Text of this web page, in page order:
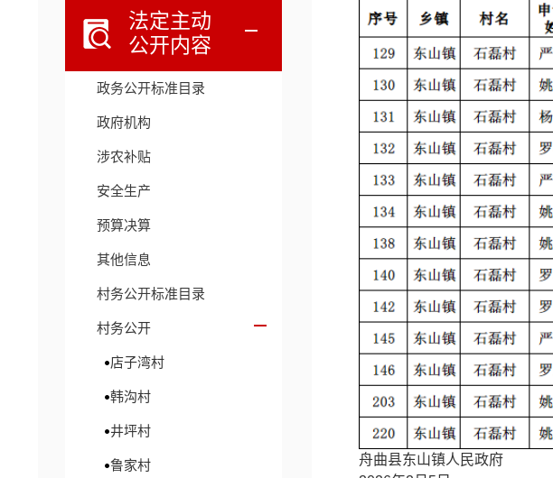
法定主动
公开内容
政务公开标准目录
政府机构
涉农补贴
安全生产
预算决算
其他信息
村务公开标准目录
村务公开
店子湾村
韩沟村
井坪村
鲁家村
舟曲县东山镇人民政府